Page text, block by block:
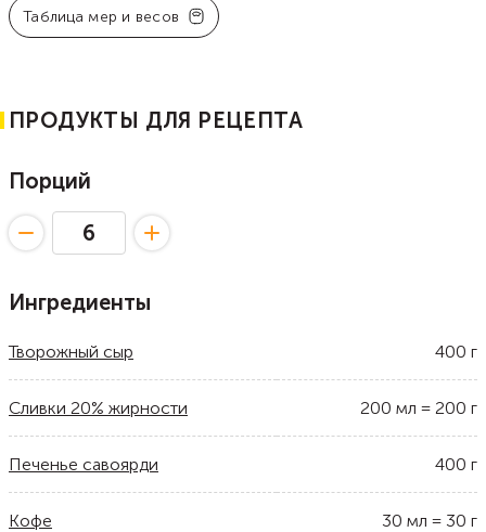
Таблица мер и весов
ПРОДУКТЫ ДЛЯ РЕЦЕПТА
Порций
Ингредиенты
Творожный сыр 400 г
Сливки 20% жирности 200 мл = 200 г
Печенье савоярди 400 г
Кофе 30 мл = 30 г